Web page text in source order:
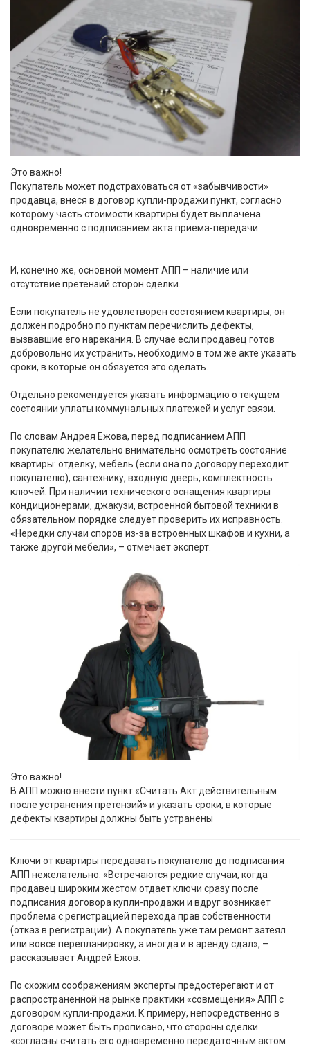
Это важно!
Покупатель может подстраховаться от «забывчивости»
продавца, внеся в договор купли-продажи пункт, согласно
которому часть стоимости квартиры будет выплачена
одновременно с подписанием акта приема-передачи
И, конечно же, основной момент АПП – наличие или
отсутствие претензий сторон сделки.
Если покупатель не удовлетворен состоянием квартиры, он
должен подробно по пунктам перечислить дефекты,
вызвавшие его нарекания. В случае если продавец готов
добровольно их устранить, необходимо в том же акте указать
сроки, в которые он обязуется это сделать.
Отдельно рекомендуется указать информацию о текущем
состоянии уплаты коммунальных платежей и услуг связи.
По словам Андрея Ежова, перед подписанием АПП
покупателю желательно внимательно осмотреть состояние
квартиры: отделку, мебель (если она по договору переходит
покупателю), сантехнику, входную дверь, комплектность
ключей. При наличии технического оснащения квартиры
кондиционерами, джакузи, встроенной бытовой техники в
обязательном порядке следует проверить их исправность.
«Нередки случаи споров из-за встроенных шкафов и кухни, а
также другой мебели», – отмечает эксперт.
Это важно!
В АПП можно внести пункт «Считать Акт действительным
после устранения претензий» и указать сроки, в которые
дефекты квартиры должны быть устранены
Ключи от квартиры передавать покупателю до подписания
АПП нежелательно. «Встречаются редкие случаи, когда
продавец широким жестом отдает ключи сразу после
подписания договора купли-продажи и вдруг возникает
проблема с регистрацией перехода прав собственности
(отказ в регистрации). А покупатель уже там ремонт затеял
или вовсе перепланировку, а иногда и в аренду сдал», –
рассказывает Андрей Ежов.
По схожим соображениям эксперты предостерегают и от
распространенной на рынке практики «совмещения» АПП с
договором купли-продажи. К примеру, непосредственно в
договоре может быть прописано, что стороны сделки
«согласны считать его одновременно передаточным актом